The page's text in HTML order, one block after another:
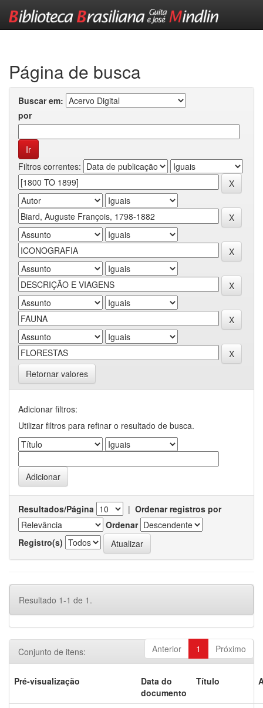
Página de busca
Buscar em:
por
Filtros correntes:
Retornar valores
Adicionar filtros:
Utilizar filtros para refinar o resultado de busca.
Resultados/Página | Ordenar registros por
Ordenar
Registro(s)
Resultado 1-1 de 1.
Anterior 1 Próximo
Conjunto de itens:
Pré-visualização
Data do
documento
Título